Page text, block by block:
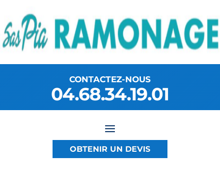
CONTACTEZ-NOUS
04.68.34.19.01
OBTENIR UN DEVIS